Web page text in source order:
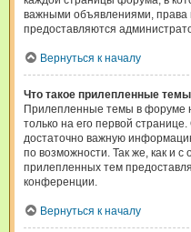
важными объявлениями, права
предоставляются
Вернуться к началу
Что такое прилепленные
Прилепленные темы в форуме
только на его первой
достаточно важную
по возможности. Так же, как и
прилепленных тем
конференции.
Вернуться к началу